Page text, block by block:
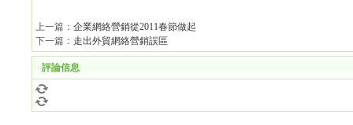
上一篇： 企業網絡營銷從2011春節做起
下一篇： 走出外貿網絡營銷誤區
評論信息